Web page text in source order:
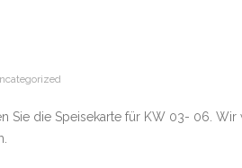
Sie die Speisekarte für KW 03- 06.